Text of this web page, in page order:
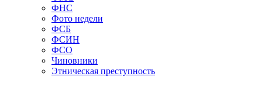
ФНС
Фото недели
ФСБ
ФСИН
ФСО
Чиновники
Этническая преступность